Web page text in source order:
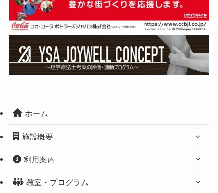
ホーム
施設概要
利用案内
教室・プログラム